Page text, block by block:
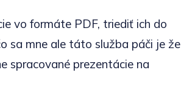
vo formáte PDF, triediť ich do
sa mne ale táto služba páči je že
spracované prezentácie na